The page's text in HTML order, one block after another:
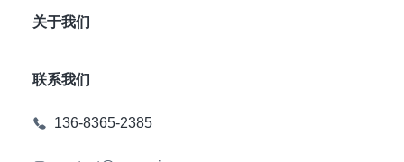
关于我们
联系我们
136-8365-2385